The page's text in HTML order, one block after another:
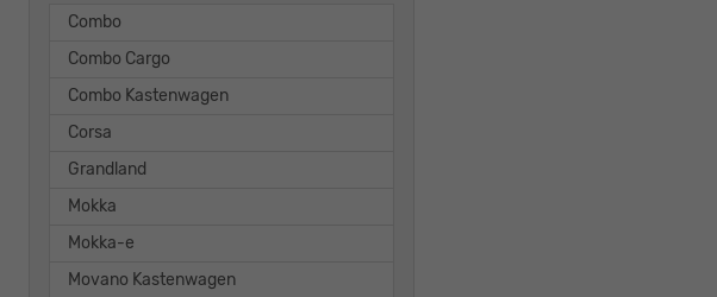
Combo
Combo Cargo
Combo Kastenwagen
Corsa
Grandland
Mokka
Mokka-e
Movano Kastenwagen